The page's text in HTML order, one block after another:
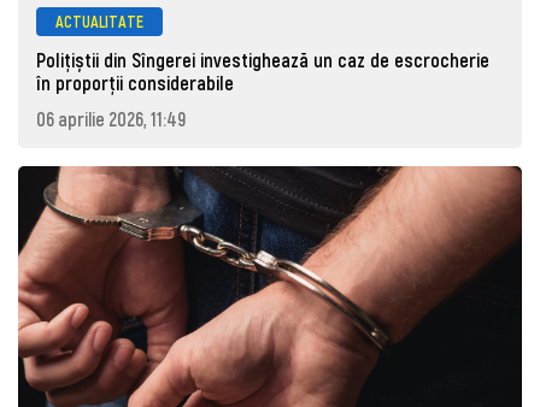
ACTUALITATE
Polițiștii din Sîngerei investighează un caz de escrocherie
în proporții considerabile
06 aprilie 2026, 11:49